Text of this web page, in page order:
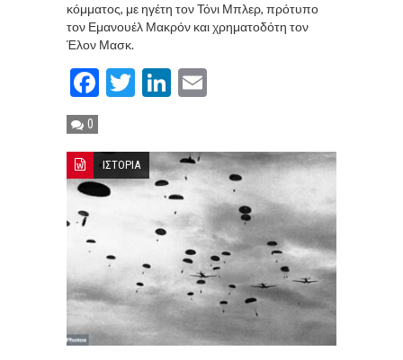
κόμματος, με ηγέτη τον Τόνι Μπλερ, πρότυπο
τον Εμανουέλ Μακρόν και χρηματοδότη τον
Έλον Μασκ.
Facebook
TwitterLinkedIn
0
ΙΣΤΟΡΙΑ